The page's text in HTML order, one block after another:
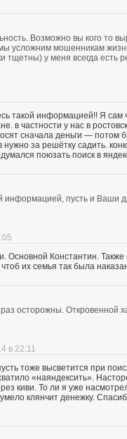
Возможно вы кого то
усложним мошенникам
тщетны) у меня всегда есть
такой информацией!! Я
в частности у нас в
сначала деньги — потом
за решётку садить.
поюзать поиск в
информацией, пусть и Ваши
Основной Константин.
их семья так была
осторожны. Откровенной
в 22:11
тоже высветится при
«наяндексить».
киви. То ли я уже
клянчит денежку.